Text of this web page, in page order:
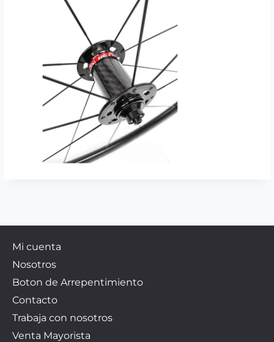
Mi cuenta
Nosotros
Boton de Arrepentimiento
Contacto
Trabaja con nosotros
Venta Mayorista